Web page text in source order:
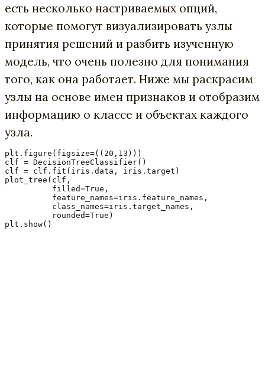
есть несколько настриваемых опций,
которые помогут визуализировать узлы
принятия решений и разбить изученную
модель, что очень полезно для понимания
того, как она работает. Ниже мы раскрасим
узлы на основе имен признаков и отобразим
информацию о классе и объектах каждого
узла.
plt.figure(figsize=((20,13)))
clf = DecisionTreeClassifier()
clf = clf.fit(iris.data, iris.target)
plot_tree(clf,
          filled=True,
          feature_names=iris.feature_names,
          class_names=iris.target_names,
          rounded=True)
plt.show()